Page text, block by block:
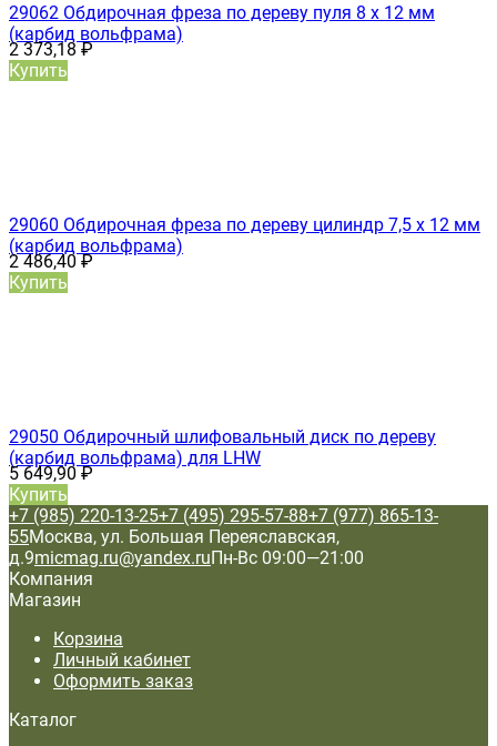
29062 Обдирочная фреза по дереву пуля 8 х 12 мм
(карбид вольфрама)
2 373,18₽
Купить
29060 Обдирочная фреза по дереву цилиндр 7,5 х 12 мм
(карбид вольфрама)
2 486,40₽
Купить
29050 Обдирочный шлифовальный диск по дереву
(карбид вольфрама) для LHW
5 649,90₽
Купить
+7 (985) 220-13-25+7 (495) 295-57-88+7 (977) 865-13-
55Москва, ул. Большая Переяславская,
д.9micmag.ru@yandex.ruПн-Вс 09:00—21:00
Компания
Магазин
Корзина
Личный кабинет
Оформить заказ
Каталог